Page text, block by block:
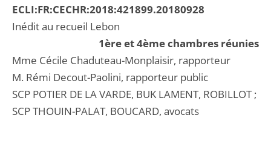
ECLI:FR:CECHR:2018:421899.20180928
Inédit au recueil Lebon
1ère et 4ème chambres réunies
Mme Cécile Chaduteau-Monplaisir, rapporteur
M. Rémi Decout-Paolini, rapporteur public
SCP POTIER DE LA VARDE, BUK LAMENT, ROBILLOT ;
SCP THOUIN-PALAT, BOUCARD, avocats